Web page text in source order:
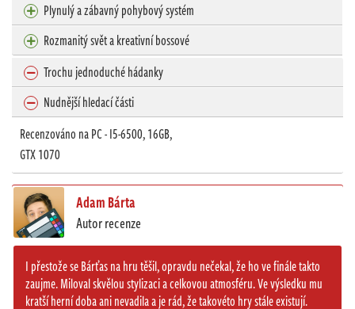
Plynulý a zábavný pohybový systém
Rozmanitý svět a kreativní bossové
Trochu jednoduché hádanky
Nudnější hledací části
Recenzováno na PC - I5-6500, 16GB,
GTX 1070
Adam Bárta
Autor recenze
I přestože se Bárťas na hru těšil, opravdu nečekal, že ho ve finále takto
zaujme. Miloval skvělou stylizaci a celkovou atmosféru. Ve výsledku mu
kratší herní doba ani nevadila a je rád, že takovéto hry stále existují.